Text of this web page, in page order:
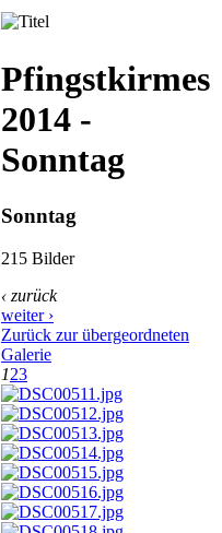
Pfingstkirmes
2014 -
Sonntag
Sonntag
215 Bilder
‹ zurück
weiter ›
Zurück zur übergeordneten
Galerie
123